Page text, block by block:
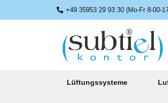
+49 35953 29 93 30 (Mo-Fr 8-00-
Lüftungssysteme